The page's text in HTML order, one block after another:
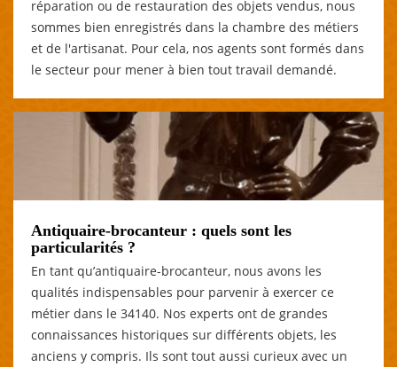
réparation ou de restauration des objets vendus, nous
sommes bien enregistrés dans la chambre des métiers
et de l'artisanat. Pour cela, nos agents sont formés dans
le secteur pour mener à bien tout travail demandé.
Antiquaire-brocanteur : quels sont les
particularités ?
En tant qu’antiquaire-brocanteur, nous avons les
qualités indispensables pour parvenir à exercer ce
métier dans le 34140. Nos experts ont de grandes
connaissances historiques sur différents objets, les
anciens y compris. Ils sont tout aussi curieux avec un